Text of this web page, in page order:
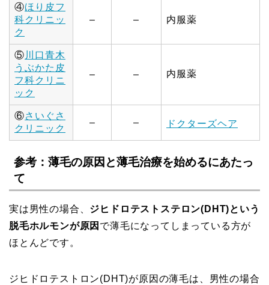
④ほり皮フ
科クリニッ
ク
– – 内服薬
⑤ 川口青木
うぶかた皮
フ科クリニ
ック
– – 内服薬
⑥さいぐさ
クリニック
– – ドクターズヘア
参考：薄毛の原因と薄毛治療を始めるにあたっ
て
実は男性の場合、 ジヒドロテストステロン(DHT)という
脱毛ホルモンが原因 で薄毛になってしまっている方が
ほとんどです。
ジヒドロテストロン(DHT)が原因の薄毛は、男性の場合